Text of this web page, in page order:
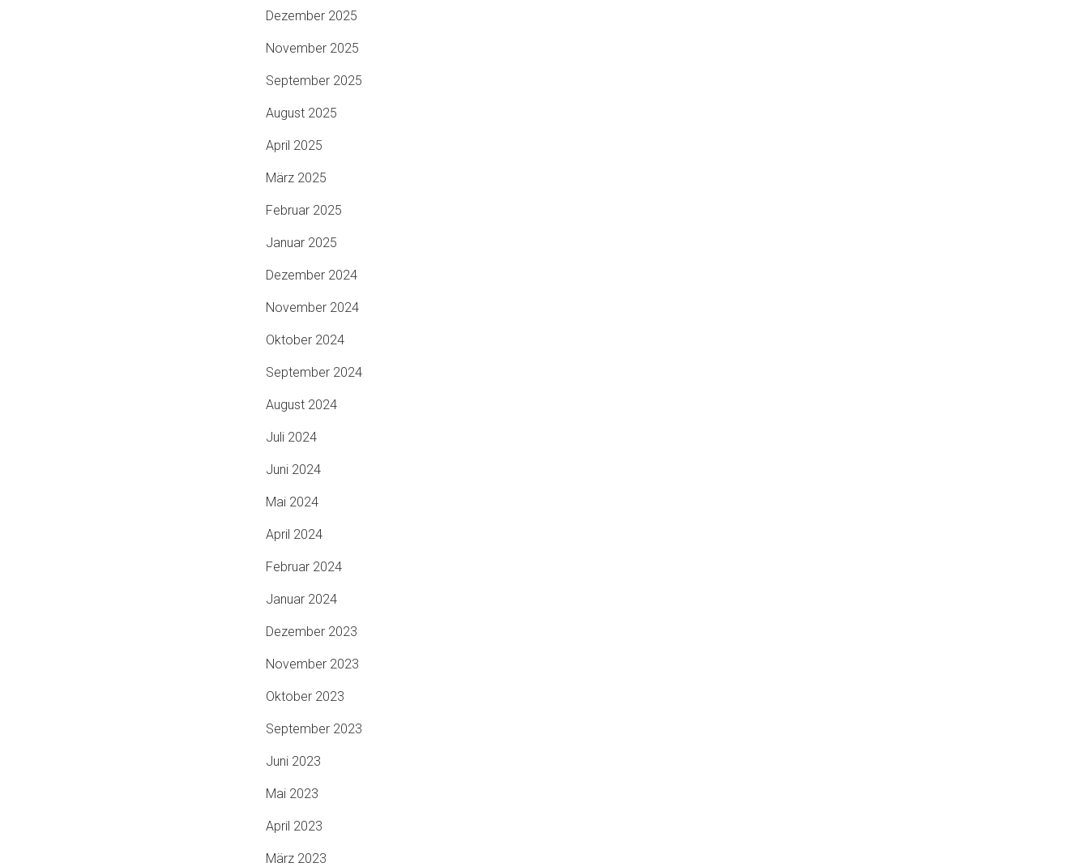
Dezember 2025
November 2025
September 2025
August 2025
April 2025
März 2025
Februar 2025
Januar 2025
Dezember 2024
November 2024
Oktober 2024
September 2024
August 2024
Juli 2024
Juni 2024
Mai 2024
April 2024
Februar 2024
Januar 2024
Dezember 2023
November 2023
Oktober 2023
September 2023
Juni 2023
Mai 2023
April 2023
März 2023